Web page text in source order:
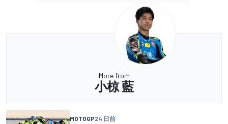
More from
小椋 藍
MOTOGP24 日前